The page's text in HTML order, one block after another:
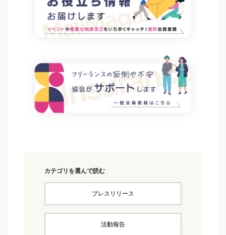
カテゴリを選んで読む
プレスリリース
活動報告